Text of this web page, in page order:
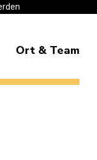
Ort & Team